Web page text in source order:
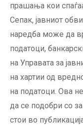
прашања кои
Сепак, јавниот
наредба може да
податоци,
на Управата за
на хартии од
на податоци. Ова
да се подобри со
стои во